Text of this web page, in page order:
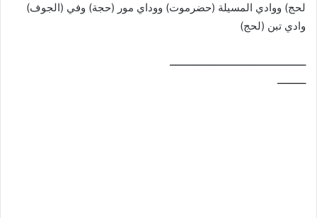
لحج) ووادي المسيلة (حضرموت) ووداي مور (حجة) وفي (الجوف)
وادي تبن (لحج)
ــــــــــــــــــــــــــــــــــــــــــــــــ
ــــــــــ